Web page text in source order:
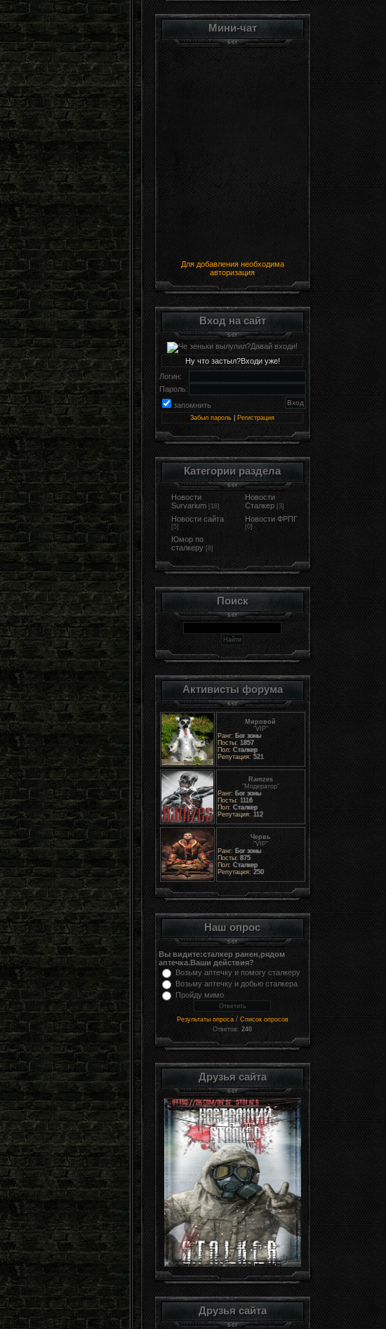
Мини-чат
Для добавления необходима
авторизация
Вход на сайт
Ну что застыл?Входи уже!
Логин:
Пароль:
запомнить
Забыл пароль Регистрация
Категории раздела
Новости
Survarium [18]
Новости
Сталкер [3]
Новости сайта
[5]
Новости ФРПГ
[0]
Юмор по
сталкеру [8]
Поиск
Активисты форума
Мировой
"VIP"
Ранг: Бог зоны
Посты: 1857
Пол: Сталкер
Репутация: 521
Ramzes
"Модератор"
Ранг: Бог зоны
Посты: 1116
Пол: Сталкер
Репутация: 112
Червь
"VIP"
Ранг: Бог зоны
Посты: 875
Пол: Сталкер
Репутация: 250
Наш опрос
Вы видите:сталкер ранен,рядом
аптечка.Ваши действия?
Возьму аптечку и помогу сталкеру
Возьму аптечку и добью сталкера
Пройду мимо
Результаты опроса/ Список опросов
Ответов: 240
Друзья сайта
Друзья сайта